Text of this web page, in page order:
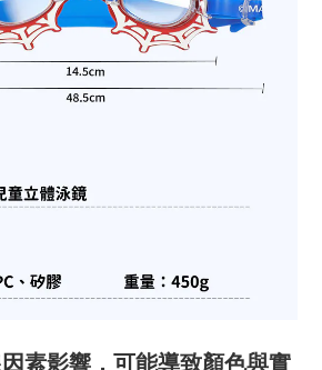
素影響，可能導致顏色與實